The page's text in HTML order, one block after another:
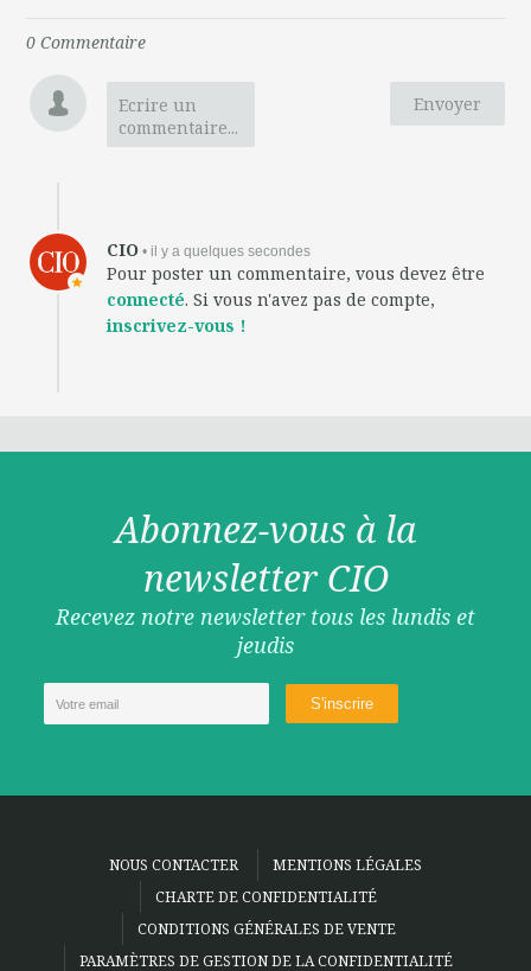
0 Commentaire
Envoyer
Ecrire un
commentaire...
CIO • il y a quelques secondes
Pour poster un commentaire, vous devez être
connecté. Si vous n'avez pas de compte,
inscrivez-vous !
Abonnez-vous à la
newsletter CIO
Recevez notre newsletter tous les lundis et
jeudis
NOUS CONTACTER
MENTIONS LÉGALES
CHARTE DE CONFIDENTIALITÉ
CONDITIONS GÉNÉRALES DE VENTE
PARAMÈTRES DE GESTION DE LA CONFIDENTIALITÉ